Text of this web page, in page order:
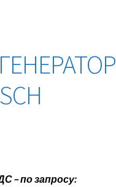
– по запросу: